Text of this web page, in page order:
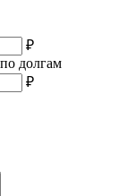
₽
долгам
₽